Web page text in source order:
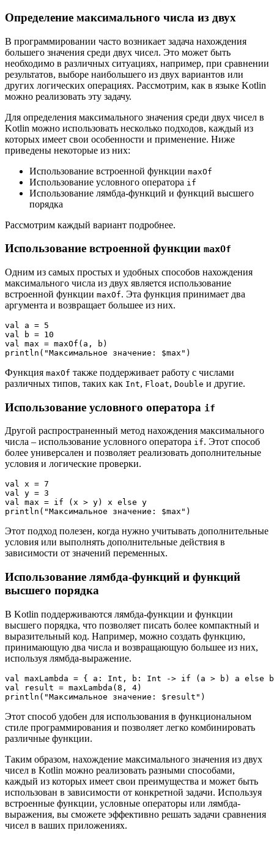
Определение максимального числа из двух
В программировании часто возникает задача нахождения
большего значения среди двух чисел. Это может быть
необходимо в различных ситуациях, например, при сравнении
результатов, выборе наибольшего из двух вариантов или
других логических операциях. Рассмотрим, как в языке Kotlin
можно реализовать эту задачу.
Для определения максимального значения среди двух чисел в
Kotlin можно использовать несколько подходов, каждый из
которых имеет свои особенности и применение. Ниже
приведены некоторые из них:
Использование встроенной функции maxOf
Использование условного оператора if
Использование лямбда-функций и функций высшего
порядка
Рассмотрим каждый вариант подробнее.
Использование встроенной функции maxOf
Одним из самых простых и удобных способов нахождения
максимального числа из двух является использование
встроенной функции maxOf. Эта функция принимает два
аргумента и возвращает большее из них.
val a = 5
val b = 10
val max = maxOf(a, b)
Функция maxOf также поддерживает работу с числами
различных типов, таких как Int, Float, Double и другие.
Использование условного оператора if
Другой распространенный метод нахождения максимального
числа – использование условного оператора if. Этот способ
более универсален и позволяет реализовать дополнительные
условия и логические проверки.
val x = 7
val y = 3
val max = if (x > y) x else y
Этот подход полезен, когда нужно учитывать дополнительные
условия или выполнять дополнительные действия в
зависимости от значений переменных.
Использование лямбда-функций и функций
высшего порядка
В Kotlin поддерживаются лямбда-функции и функции
высшего порядка, что позволяет писать более компактный и
выразительный код. Например, можно создать функцию,
принимающую два числа и возвращающую большее из них,
используя лямбда-выражение.
val maxLambda = { a: Int, b: Int -> if (a > b) a else
val result = maxLambda(8, 4)
Этот способ удобен для использования в функциональном
стиле программирования и позволяет легко комбинировать
различные функции.
Таким образом, нахождение максимального значения из двух
чисел в Kotlin можно реализовать разными способами,
каждый из которых имеет свои преимущества и может быть
использован в зависимости от конкретной задачи. Используя
встроенные функции, условные операторы или лямбда-
выражения, вы сможете эффективно решать задачи сравнения
чисел в ваших приложениях.